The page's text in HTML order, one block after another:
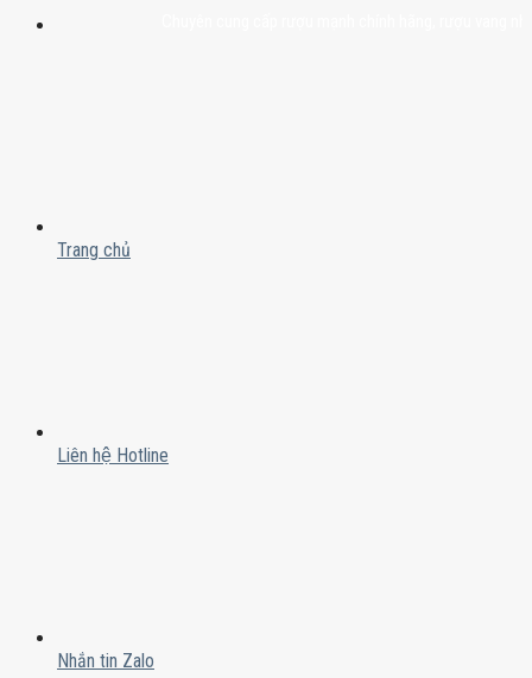
Trang chủ
Liên hệ Hotline
Nhắn tin Zalo